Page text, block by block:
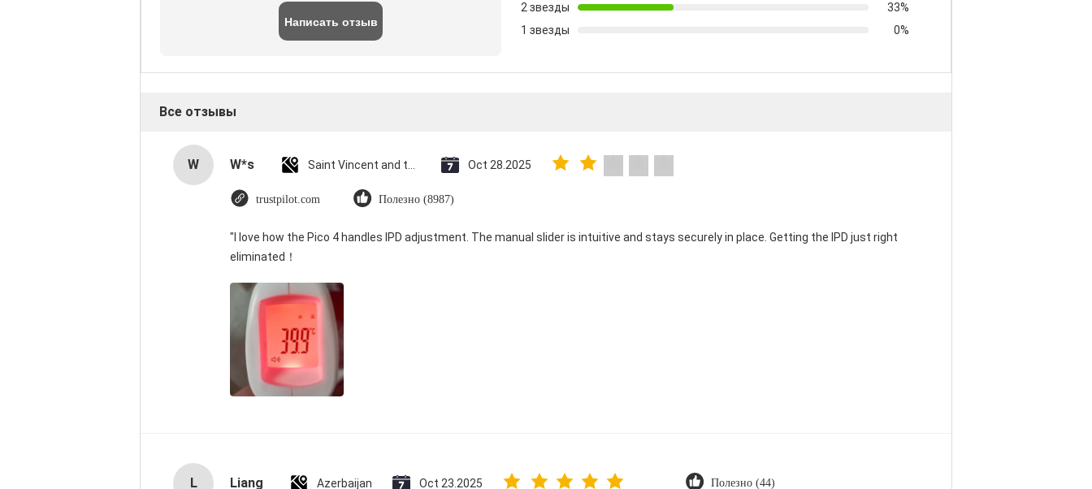
Написать отзыв
2 звезды
33%
1 звезды
0%
Все отзывы
W W*s Saint Vincent and the Grenadines Oct 28.2025
trustpilot.com Полезно (8987)
"I love how the Pico 4 handles IPD adjustment. The manual slider is intuitive and stays securely in place. Getting the IPD just right
eliminated！
L Liang Azerbaijan Oct 23.2025 Полезно (44)